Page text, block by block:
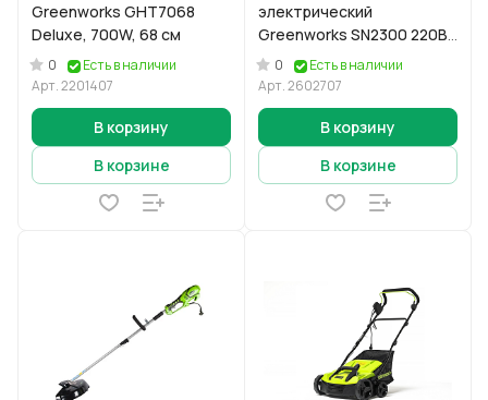
Greenworks GHT7068
Deluxe, 700W, 68 см
0
Есть в наличии
Арт.2201407
В корзину
В корзине
электрический
Greenworks SN2300 220В,
2300 Вт
0
Есть в наличии
Арт.2602707
В корзину
В корзине